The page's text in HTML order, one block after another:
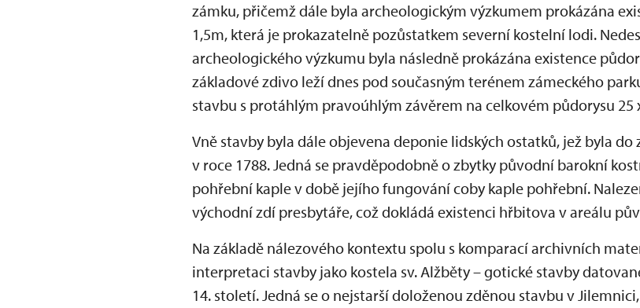
zámku, přičemž dále byla archeologickým výzkumem prokázána
1,5m, která je prokazatelně pozůstatkem severní kostelní lodi.
archeologického výzkumu byla následně prokázána existence
základové zdivo leží dnes pod současným terénem zámeckého
stavbu s protáhlým pravoúhlým závěrem na celkovém půdorysu 25
Vně stavby byla dále objevena deponie lidských ostatků, jež byla
v roce 1788. Jedná se pravděpodobně o zbytky původní barokní
pohřební kaple v době jejího fungování coby kaple pohřební.
východní zdí presbytáře, což dokládá existenci hřbitova v areálu
Na základě nálezového kontextu spolu s komparací archivních
interpretaci stavby jako kostela sv. Alžběty – gotické stavby
14. století. Jedná se o nejstarší doloženou zděnou stavbu v